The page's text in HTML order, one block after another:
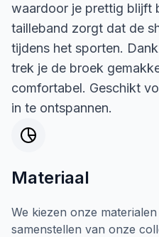
waardoor je prettig blijft
tailleband zorgt dat de
tijdens het sporten.
trek je de broek
comfortabel. Geschikt
in te ontspannen.
Materiaal
We kiezen onze
samenstellen van onze